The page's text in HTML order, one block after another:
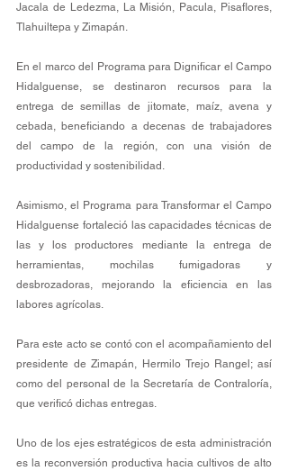
Jacala de Ledezma, La Misión, Pacula, Pisaflores,
Tlahuiltepa y Zimapán.
En el marco del Programa para Dignificar el Campo
Hidalguense, se destinaron recursos para la
entrega de semillas de jitomate, maíz, avena y
cebada, beneficiando a decenas de trabajadores
del campo de la región, con una visión de
productividad y sostenibilidad.
Asimismo, el Programa para Transformar el Campo
Hidalguense fortaleció las capacidades técnicas de
las y los productores mediante la entrega de
herramientas, mochilas fumigadoras y
desbrozadoras, mejorando la eficiencia en las
labores agrícolas.
Para este acto se contó con el acompañamiento del
presidente de Zimapán, Hermilo Trejo Rangel; así
como del personal de la Secretaría de Contraloría,
que verificó dichas entregas.
Uno de los ejes estratégicos de esta administración
es la reconversión productiva hacia cultivos de alto